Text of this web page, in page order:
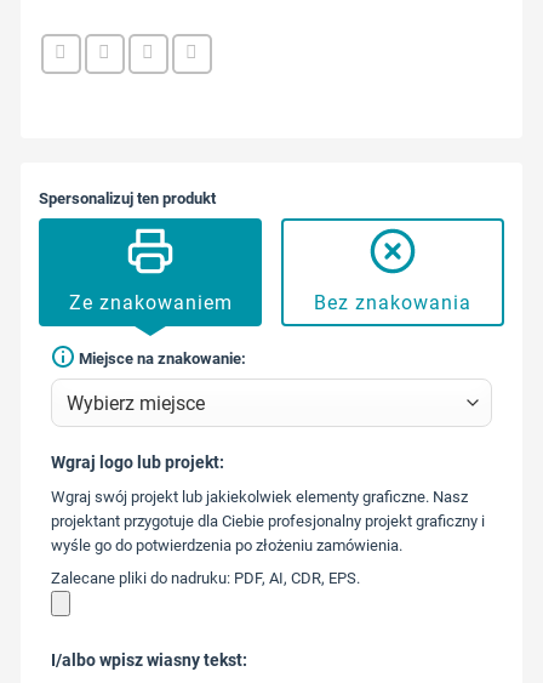
Spersonalizuj ten produkt
Ze znakowaniem Bez znakowania
Miejsce na znakowanie:
573 568
217
Wgraj logo lub projekt:
Wgraj swój projekt lub jakiekolwiek elementy graficzne. Nasz
projektant przygotuje dla Ciebie profesjonalny projekt graficzny i
wyśle go do potwierdzenia po złożeniu zamówienia.
Zalecane pliki do nadruku: PDF, AI, CDR, EPS.
I/albo wpisz wiasny tekst: